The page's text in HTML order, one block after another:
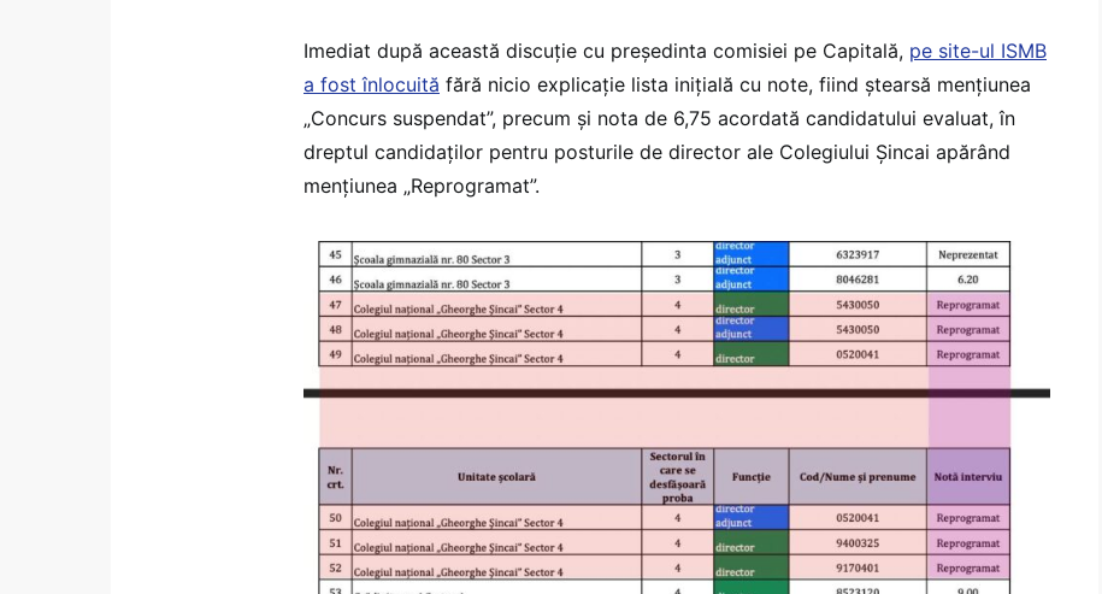
Imediat după această discuție cu președinta comisiei pe Capitală, pe site-ul ISMB
a fost înlocuită fără nicio explicație lista inițială cu note, fiind ștearsă mențiunea
„Concurs suspendat”, precum și nota de 6,75 acordată candidatului evaluat, în
dreptul candidaților pentru posturile de director ale Colegiului Șincai apărând
mențiunea „Reprogramat”.